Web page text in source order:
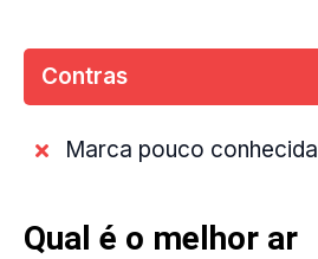
Contras
Marca pouco conhecida
Qual é o melhor ar